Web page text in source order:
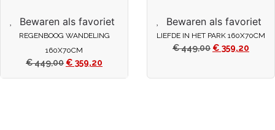
Bewaren als favoriet
REGENBOOG WANDELING
160X70CM
€449,00 € 359,20
Bewaren als favoriet
LIEFDE IN HET PARK 160X70CM
€449,00 € 359,20